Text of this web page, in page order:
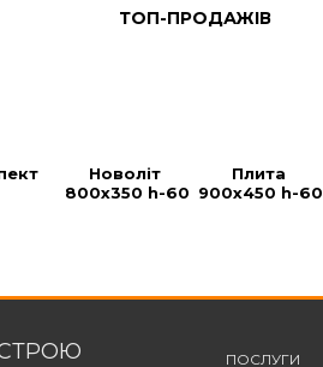
ТОП-ПРОДАЖІВ
Новоліт
800х350 h-60
Плита
900х450 h-60
ПОСЛУГИ